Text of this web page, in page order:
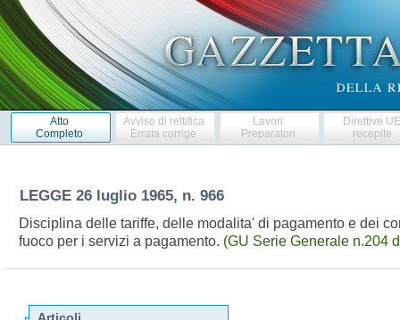
Atto
Completo
Avviso di rettifica
Errata corrige
Lavori
Preparatori
Direttive
recepite
LEGGE 26 luglio 1965, n. 966
Disciplina delle tariffe, delle modalita' di pagamento e dei
fuoco per i servizi a pagamento. (GU Serie Generale n.204